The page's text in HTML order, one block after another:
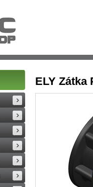
ELY Zátka